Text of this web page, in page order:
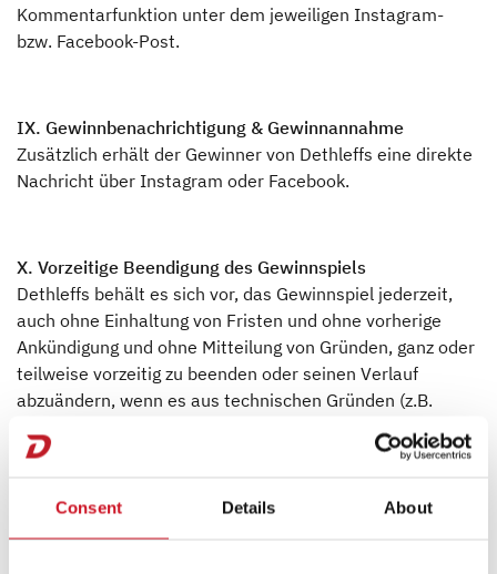
Consent Details About
Kommentarfunktion unter dem jeweiligen Instagram-
bzw. Facebook-Post.
IX. Gewinnbenachrichtigung & Gewinnannahme
Zusätzlich erhält der Gewinner von Dethleffs eine direkte
Nachricht über Instagram oder Facebook.
X. Vorzeitige Beendigung des Gewinnspiels
Dethleffs behält es sich vor, das Gewinnspiel jederzeit,
auch ohne Einhaltung von Fristen und ohne vorherige
Ankündigung und ohne Mitteilung von Gründen, ganz oder
teilweise vorzeitig zu beenden oder seinen Verlauf
abzuändern, wenn es aus technischen Gründen (z.B.
Computervirus, Manipulation von oder Fehler in
Software/Hardware) oder rechtlichen Gründen nicht
Durchführung des Gewinnspiels zu garantieren. Dies gilt
auch dann, wenn während der Durchführung